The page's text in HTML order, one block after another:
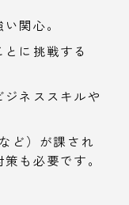
関心。
に挑戦する
ジネススキルや
ど）が課され
も必要です。